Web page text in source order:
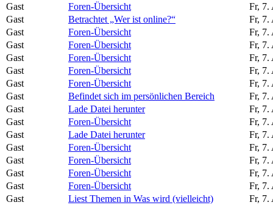
Gast
Foren-Übersicht
Fr, 7.
Gast
Betrachtet „Wer ist online?“
Fr, 7.
Gast
Foren-Übersicht
Fr, 7.
Gast
Foren-Übersicht
Fr, 7.
Gast
Foren-Übersicht
Fr, 7.
Gast
Foren-Übersicht
Fr, 7.
Gast
Foren-Übersicht
Fr, 7.
Gast
Befindet sich im persönlichen Bereich
Fr, 7.
Gast
Lade Datei herunter
Fr, 7.
Gast
Foren-Übersicht
Fr, 7.
Gast
Lade Datei herunter
Fr, 7.
Gast
Foren-Übersicht
Fr, 7.
Gast
Foren-Übersicht
Fr, 7.
Gast
Foren-Übersicht
Fr, 7.
Gast
Foren-Übersicht
Fr, 7.
Gast
Liest Themen in Was wird (vielleicht)
Fr, 7.